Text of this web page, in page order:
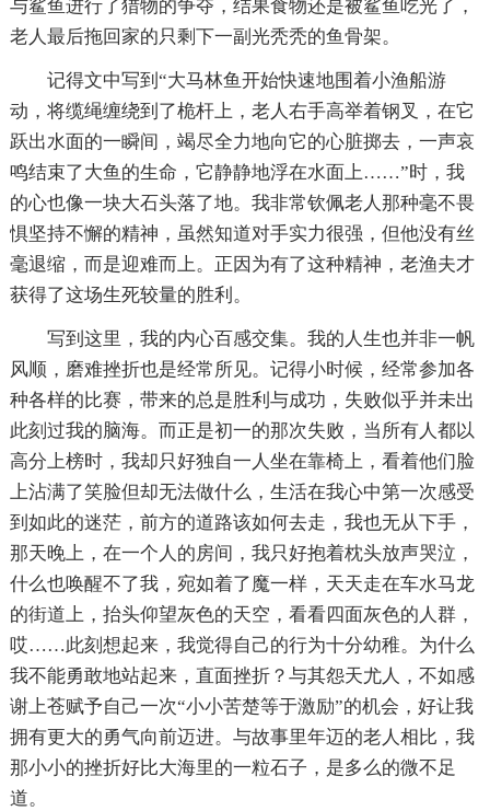
与鲨鱼进行了猎物的争夺，结果食物还是被鲨鱼吃光了，
老人最后拖回家的只剩下一副光秃秃的鱼骨架。
记得文中写到“大马林鱼开始快速地围着小渔船游
动，将缆绳缠绕到了桅杆上，老人右手高举着钢叉，在它
跃出水面的一瞬间，竭尽全力地向它的心脏掷去，一声哀
鸣结束了大鱼的生命，它静静地浮在水面上……”时，我
的心也像一块大石头落了地。我非常钦佩老人那种毫不畏
惧坚持不懈的精神，虽然知道对手实力很强，但他没有丝
毫退缩，而是迎难而上。正因为有了这种精神，老渔夫才
获得了这场生死较量的胜利。
写到这里，我的内心百感交集。我的人生也并非一帆
风顺，磨难挫折也是经常所见。记得小时候，经常参加各
种各样的比赛，带来的总是胜利与成功，失败似乎并未出
此刻过我的脑海。而正是初一的那次失败，当所有人都以
高分上榜时，我却只好独自一人坐在靠椅上，看着他们脸
上沾满了笑脸但却无法做什么，生活在我心中第一次感受
到如此的迷茫，前方的道路该如何去走，我也无从下手，
那天晚上，在一个人的房间，我只好抱着枕头放声哭泣，
什么也唤醒不了我，宛如着了魔一样，天天走在车水马龙
的街道上，抬头仰望灰色的天空，看看四面灰色的人群，
哎……此刻想起来，我觉得自己的行为十分幼稚。为什么
我不能勇敢地站起来，直面挫折？与其怨天尤人，不如感
谢上苍赋予自己一次“小小苦楚等于激励”的机会，好让我
拥有更大的勇气向前迈进。与故事里年迈的老人相比，我
那小小的挫折好比大海里的一粒石子，是多么的微不足
道。